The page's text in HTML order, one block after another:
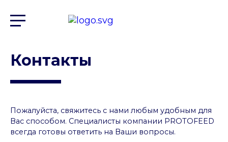
Контакты
Пожалуйста, свяжитесь с нами любым удобным для
Вас способом. Специалисты компании PROTOFEED
всегда готовы ответить на Ваши вопросы.